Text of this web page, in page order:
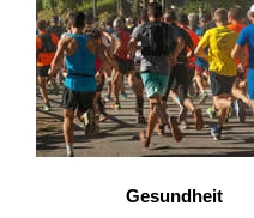
Gesundheit